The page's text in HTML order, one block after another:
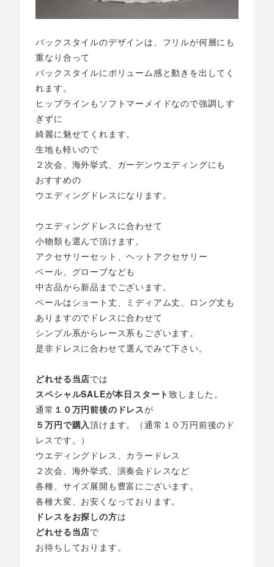
バックスタイルのデザインは、フリルが何層にも
重なり合って
バックスタイルにボリューム感と動きを出してく
れます。
ヒップラインもソフトマーメイドなので強調しす
ぎずに
綺麗に魅せてくれます。
生地も軽いので
２次会、海外挙式、ガーデンウエディングにも
おすすめの
ウエディングドレスになります。
ウエディングドレスに合わせて
小物類も選んで頂けます。
アクセサリーセット、ヘットアクセサリー
ベール、グローブなども
中古品から新品までございます。
ベールはショート丈、ミディアム丈、ロング丈も
ありますのでドレスに合わせて
シンプル系からレース系もございます。
是非ドレスに合わせて選んでみて下さい。
どれせる当店では
スペシャルSALEが本日スタート致しました。
通常 １０万円前後のドレスが
５万円で購入頂けます。（通常１０万円前後のド
レスです。）
ウエディングドレス、カラードレス
２次会、海外挙式、演奏会ドレスなど
各種、サイズ展開も豊富にございます。
各種大変、お安くなっております。
ドレスをお探しの方は
どれせる当店で
お待ちしております。